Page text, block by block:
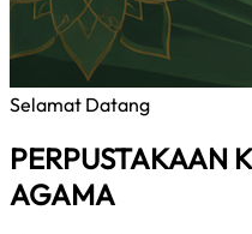
Selamat Datang
PERPUSTAKAAN
AGAMA